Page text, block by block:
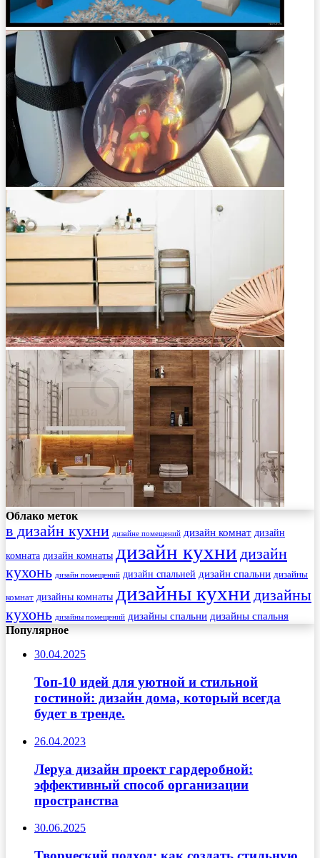
Облако меток
в дизайн кухни дизайне помещений дизайн комнат дизайн
комната дизайн комнаты дизайн кухни дизайн
кухонь дизайн помещений дизайн спальней дизайн спальни дизайны
комнат дизайны комнаты дизайны кухни дизайны
кухонь дизайны помещений дизайны спальни дизайны спальня
Популярное
30.04.2025
Топ-10 идей для уютной и стильной
гостиной: дизайн дома, который всегда
будет в тренде.
26.04.2023
Леруа дизайн проект гардеробной:
эффективный способ организации
пространства
30.06.2025